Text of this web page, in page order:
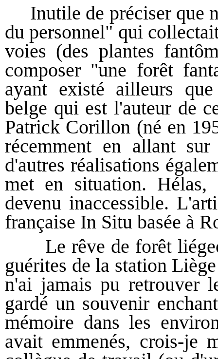
Inutile de préciser que
du personnel" qui
voies (des plantes
composer "une forêt
ayant existé ailleurs
belge qui est l'auteur de
Patrick Corillon (né en
récemment en allant
d'autres réalisations
met en situation.
devenu inaccessible.
française In Situ basée à
Le rêve de forêt
guérites de la station
n'ai jamais pu retrouver
gardé un souvenir
mémoire dans les
avait emmenés, crois-je